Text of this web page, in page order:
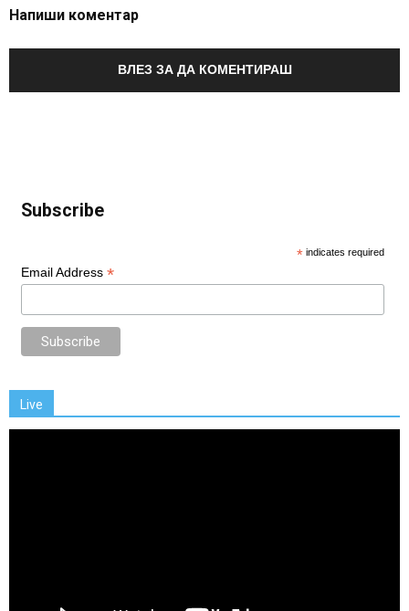
Напиши коментар
ВЛЕЗ ЗА ДА КОМЕНТИРАШ
Subscribe
* indicates required
Email Address *
Live